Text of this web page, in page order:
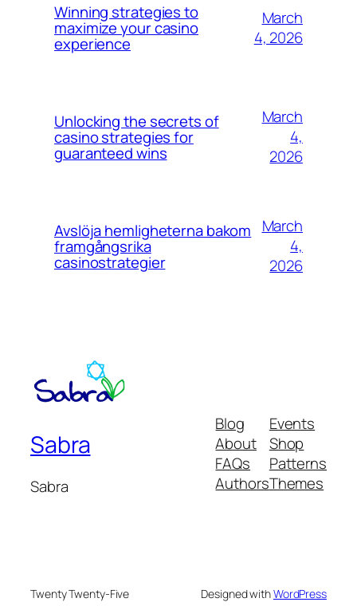
Winning strategies to
maximize your casino
experience
March
4, 2026
Unlocking the secrets of
casino strategies for
guaranteed wins
March
4,
2026
Avslöja hemligheterna bakom
framgångsrika
casinostrategier
March
4,
2026
Sabra
Sabra
Blog
About
FAQs
Authors
Events
Shop
Patterns
Themes
Twenty Twenty-Five Designed withWordPress